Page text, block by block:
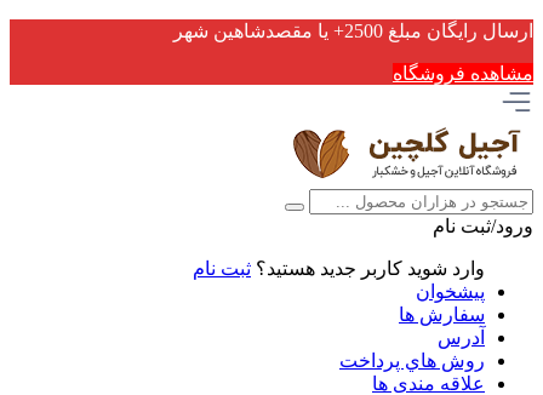
ارسال رایگان مبلغ 2500+ یا مقصدشاهین شهر
مشاهده فروشگاه
ورود/ثبت نام
وارد شوید کاربر جدید هستید؟ ثبت نام
پیشخوان
سفارش ها
آدرس
روش هاي پرداخت
علاقه مندی ها